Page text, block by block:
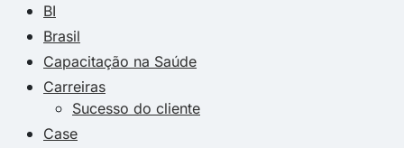
BI
Brasil
Capacitação na Saúde
Carreiras
Sucesso do cliente
Case